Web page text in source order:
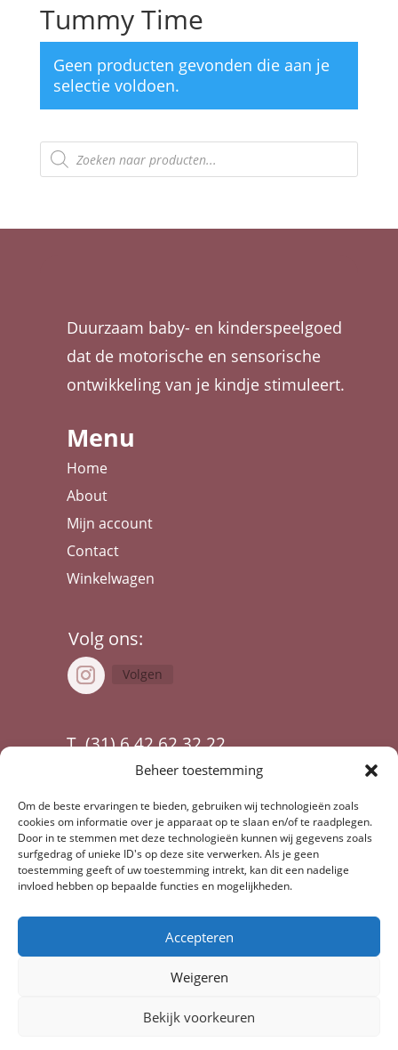
Beheer toestemming
Om de beste ervaringen te bieden, gebruiken wij technologieën zoals
cookies om informatie over je apparaat op te slaan en/of te raadplegen.
Door in te stemmen met deze technologieën kunnen wij gegevens zoals
surfgedrag of unieke ID's op deze site verwerken. Als je geen
toestemming geeft of uw toestemming intrekt, kan dit een nadelige
invloed hebben op bepaalde functies en mogelijkheden.
Accepteren
Weigeren
Bekijk voorkeuren
Tummy Time
Geen producten gevonden die aan je
selectie voldoen.
Producten
zoeken
Duurzaam baby- en kinderspeelgoed
dat de motorische en sensorische
ontwikkeling van je kindje stimuleert.
Menu
Home
About
Mijn account
Contact
Winkelwagen
Volg ons:
Volgen
T. (31) 6 42 62 32 22
info@ontwikkelingsspeelgoed.nl
Algemene voorwaarden
Retourneren
Privacyverklaring
Ontwikkelingsspeelgoed. All rights